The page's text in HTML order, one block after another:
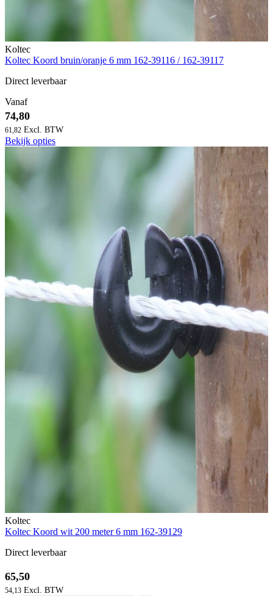
Koltec
Koltec Koord bruin/oranje 6 mm 162-39116 / 162-39117
Direct leverbaar
Vanaf
74,80
61,82
Bekijk opties
Koltec
Koltec Koord wit 200 meter 6 mm 162-39129
Direct leverbaar
65,50
54,13